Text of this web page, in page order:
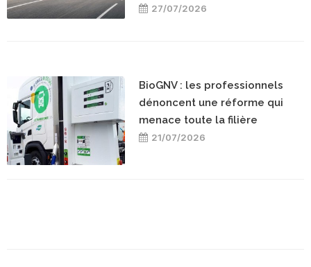
27/07/2026
BioGNV : les professionnels
dénoncent une réforme qui
menace toute la filière
21/07/2026